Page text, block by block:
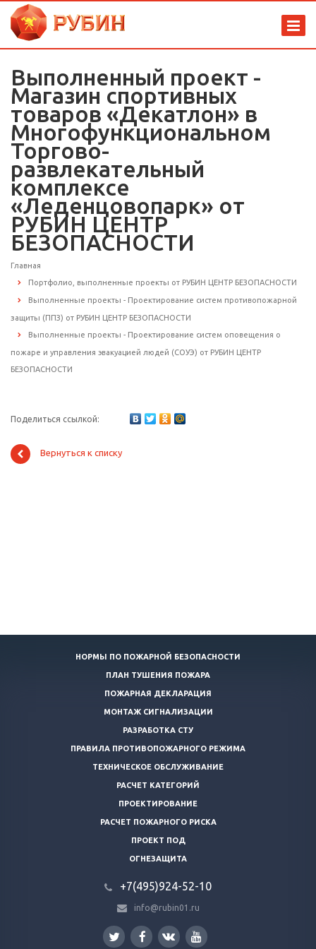
Выполненный проект -
Магазин спортивных
товаров «Декатлон» в
Многофункциональном
Торгово-
развлекательный
комплексе
«Леденцовопарк» от
РУБИН ЦЕНТР
БЕЗОПАСНОСТИ
Главная
Портфолио, выполненные проекты от РУБИН ЦЕНТР БЕЗОПАСНОСТИ
Выполненные проекты - Проектирование систем противопожарной
защиты (ППЗ) от РУБИН ЦЕНТР БЕЗОПАСНОСТИ
Выполненные проекты - Проектирование систем оповещения о
пожаре и управления эвакуацией людей (СОУЭ) от РУБИН ЦЕНТР
БЕЗОПАСНОСТИ
Поделиться ссылкой:
Вернуться к списку
НОРМЫ ПО ПОЖАРНОЙ БЕЗОПАСНОСТИ
ПЛАН ТУШЕНИЯ ПОЖАРА
ПОЖАРНАЯ ДЕКЛАРАЦИЯ
МОНТАЖ СИГНАЛИЗАЦИИ
РАЗРАБОТКА СТУ
ПРАВИЛА ПРОТИВОПОЖАРНОГО РЕЖИМА
ТЕХНИЧЕСКОЕ ОБСЛУЖИВАНИЕ
РАСЧЕТ КАТЕГОРИЙ
ПРОЕКТИРОВАНИЕ
РАСЧЕТ ПОЖАРНОГО РИСКА
ПРОЕКТ ПОД
ОГНЕЗАЩИТА
+7(495)924-52-10
info@rubin01.ru